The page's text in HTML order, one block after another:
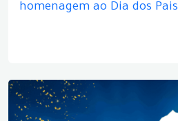
homenagem ao Dia dos Pais